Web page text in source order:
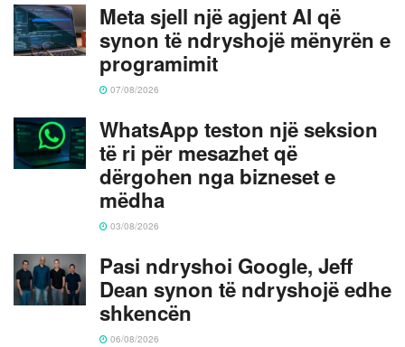
Meta sjell një agjent AI që
synon të ndryshojë mënyrën e
programimit
07/08/2026
WhatsApp teston një seksion
të ri për mesazhet që
dërgohen nga bizneset e
mëdha
03/08/2026
Pasi ndryshoi Google, Jeff
Dean synon të ndryshojë edhe
shkencën
06/08/2026